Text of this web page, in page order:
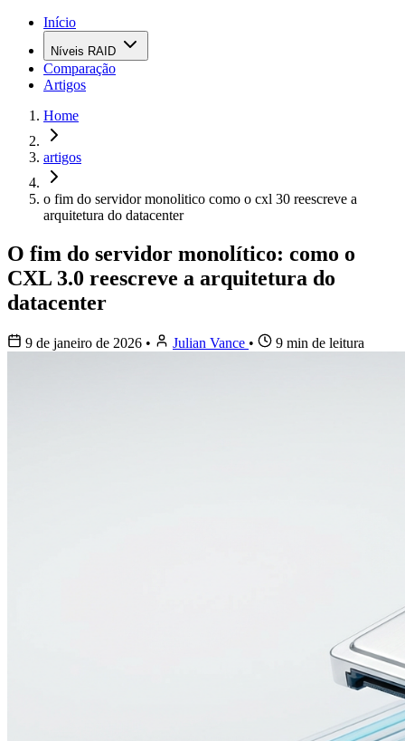
Início
Níveis RAID
Comparação
Artigos
Home
artigos
o fim do servidor monolitico como o cxl 30 reescreve a
arquitetura do datacenter
O fim do servidor monolítico: como o
CXL 3.0 reescreve a arquitetura do
datacenter
9 de janeiro de 2026 • Julian Vance • 9 min de leitura